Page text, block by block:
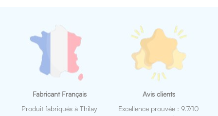
Fabricant Français
Produit fabriqués à Thilay
Avis clients
Excellence prouvée : 9.7/10